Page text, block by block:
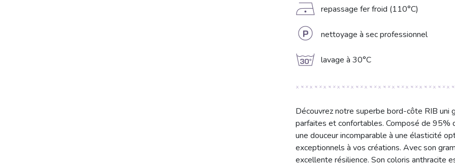
D repassage fer froid (110°C)
L nettoyage à sec professionnel
g lavage à 30°C
Découvrez notre superbe bord-côte RIB uni
parfaites et confortables. Composé de 95%
une douceur incomparable à une élasticité
exceptionnels à vos créations. Avec son
excellente résilience. Son coloris anthracite